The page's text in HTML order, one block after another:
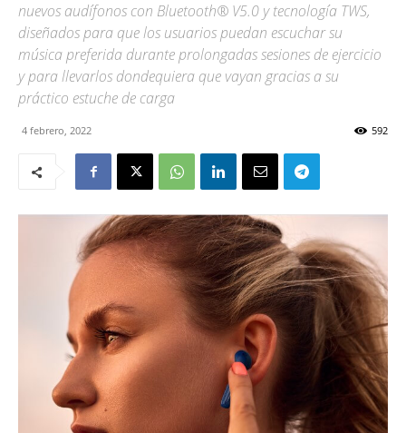
nuevos audífonos con Bluetooth® V5.0 y tecnología TWS,
diseñados para que los usuarios puedan escuchar su
música preferida durante prolongadas sesiones de ejercicio
y para llevarlos dondequiera que vayan gracias a su
práctico estuche de carga
4 febrero, 2022 592